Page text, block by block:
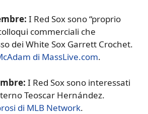
I Red Sox sono “proprio
commerciali che
dei White Sox Garrett Crochet.
di MassLive.com.
I Red Sox sono interessati
Teoscar Hernández.
di MLB Network.